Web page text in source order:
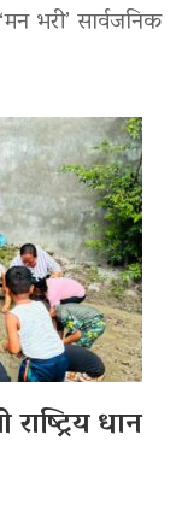
भरी’ सार्वजनिक
धान